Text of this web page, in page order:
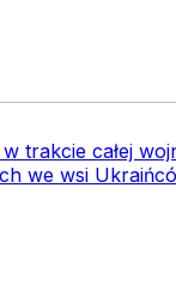
trakcie całej
we wsi